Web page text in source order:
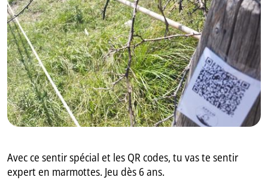
IT
Avec ce sentir spécial et les QR codes, tu vas te sentir
expert en marmottes. Jeu dès 6 ans.